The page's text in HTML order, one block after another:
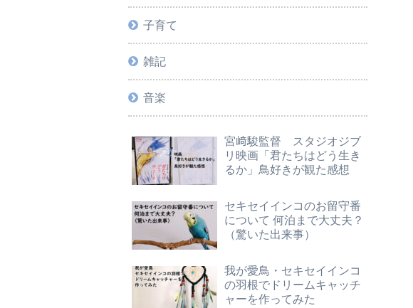
子育て
雑記
音楽
宮﨑駿監督 スタジオジブ
リ映画「君たちはどう生き
るか」鳥好きが観た感想
セキセイインコのお留守番
について 何泊まで大丈夫？
（驚いた出来事）
我が愛鳥・セキセイインコ
の羽根でドリームキャッチ
ャーを作ってみた